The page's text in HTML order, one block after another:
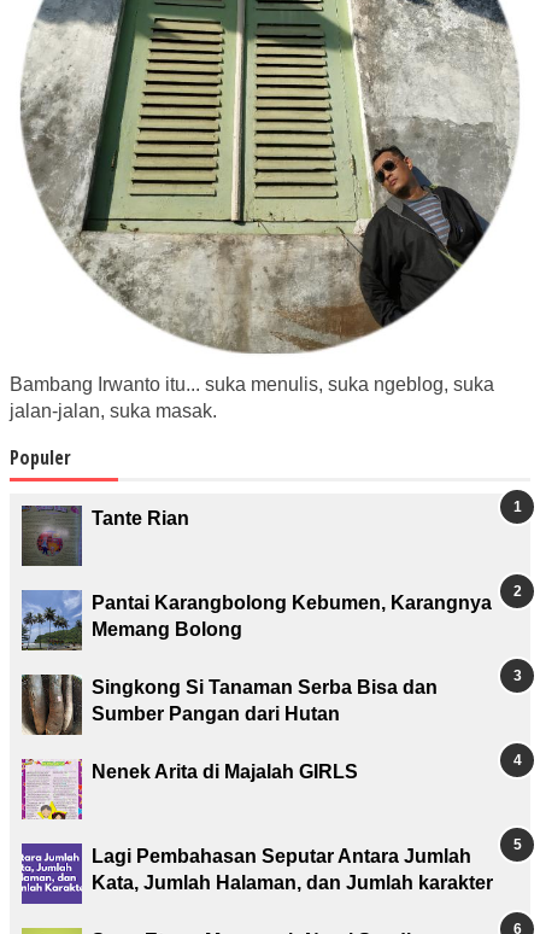
Bambang Irwanto itu... suka menulis, suka ngeblog, suka
jalan-jalan, suka masak.
Populer
Tante Rian
Pantai Karangbolong Kebumen, Karangnya
Memang Bolong
Singkong Si Tanaman Serba Bisa dan
Sumber Pangan dari Hutan
Nenek Arita di Majalah GIRLS
Lagi Pembahasan Seputar Antara Jumlah
Kata, Jumlah Halaman, dan Jumlah karakter